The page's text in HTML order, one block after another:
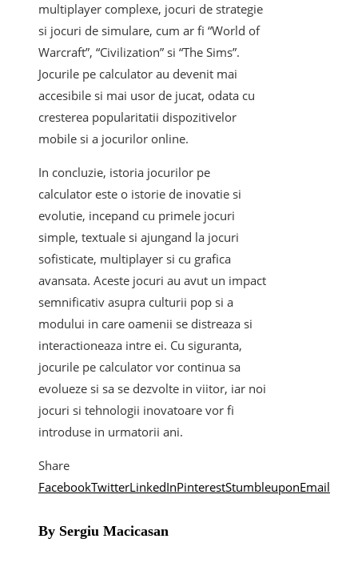
multiplayer complexe, jocuri de strategie
si jocuri de simulare, cum ar fi “World of
Warcraft”, “Civilization” si “The Sims”.
Jocurile pe calculator au devenit mai
accesibile si mai usor de jucat, odata cu
cresterea popularitatii dispozitivelor
mobile si a jocurilor online.
In concluzie, istoria jocurilor pe
calculator este o istorie de inovatie si
evolutie, incepand cu primele jocuri
simple, textuale si ajungand la jocuri
sofisticate, multiplayer si cu grafica
avansata. Aceste jocuri au avut un impact
semnificativ asupra culturii pop si a
modului in care oamenii se distreaza si
interactioneaza intre ei. Cu siguranta,
jocurile pe calculator vor continua sa
evolueze si sa se dezvolte in viitor, iar noi
jocuri si tehnologii inovatoare vor fi
introduse in urmatorii ani.
Share
FacebookTwitterLinkedInPinterestStumbleuponEmail
By Sergiu Macicasan